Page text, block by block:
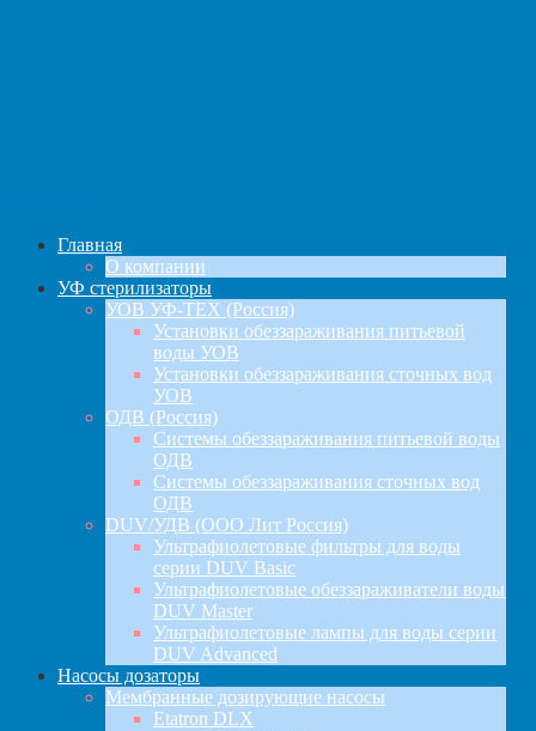
Главная
О компании
УФ стерилизаторы
УОВ УФ-ТЕХ (Россия)
Установки обеззараживания питьевой
воды УОВ
Установки обеззараживания сточных вод
УОВ
ОДВ (Россия)
Системы обеззараживания питьевой воды
ОДВ
Системы обеззараживания сточных вод
ОДВ
DUV/УДВ (ООО Лит Россия)
Ультрафиолетовые фильтры для воды
серии DUV Basic
Ультрафиолетовые обеззараживатели воды
DUV Master
Ультрафиолетовые лампы для воды серии
DUV Advanced
Насосы дозаторы
Мембранные дозирующие насосы
Etatron DLX